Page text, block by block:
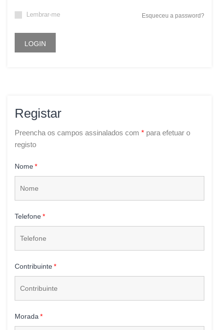
Lembrar-me Esqueceu a password?
LOGIN
Registar
Preencha os campos assinalados com * para efetuar o
registo
Nome
Telefone
Contribuinte
Morada